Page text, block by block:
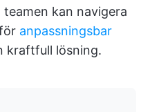
kan navigera
anpassningsbar
kraftfull lösning.